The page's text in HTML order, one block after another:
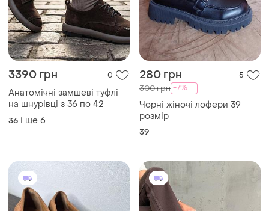
3390 грн 0
Анатомічні замшеві туфлі
на шнурівці з 36 по 42
36 і ще 6
280 грн 5
300 грн -7%
Чорні жіночі лофери 39
розмір
39